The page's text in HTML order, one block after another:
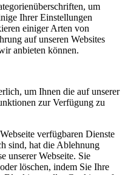
um
Ihrer Einstellungen
einiger Arten von
auf unseren Websites
anbieten können.
um Ihnen die auf unserer
zur Verfügung zu
verfügbaren Dienste
sind, hat die Ablehnung
unserer Webseite. Sie
löschen, indem Sie Ihre